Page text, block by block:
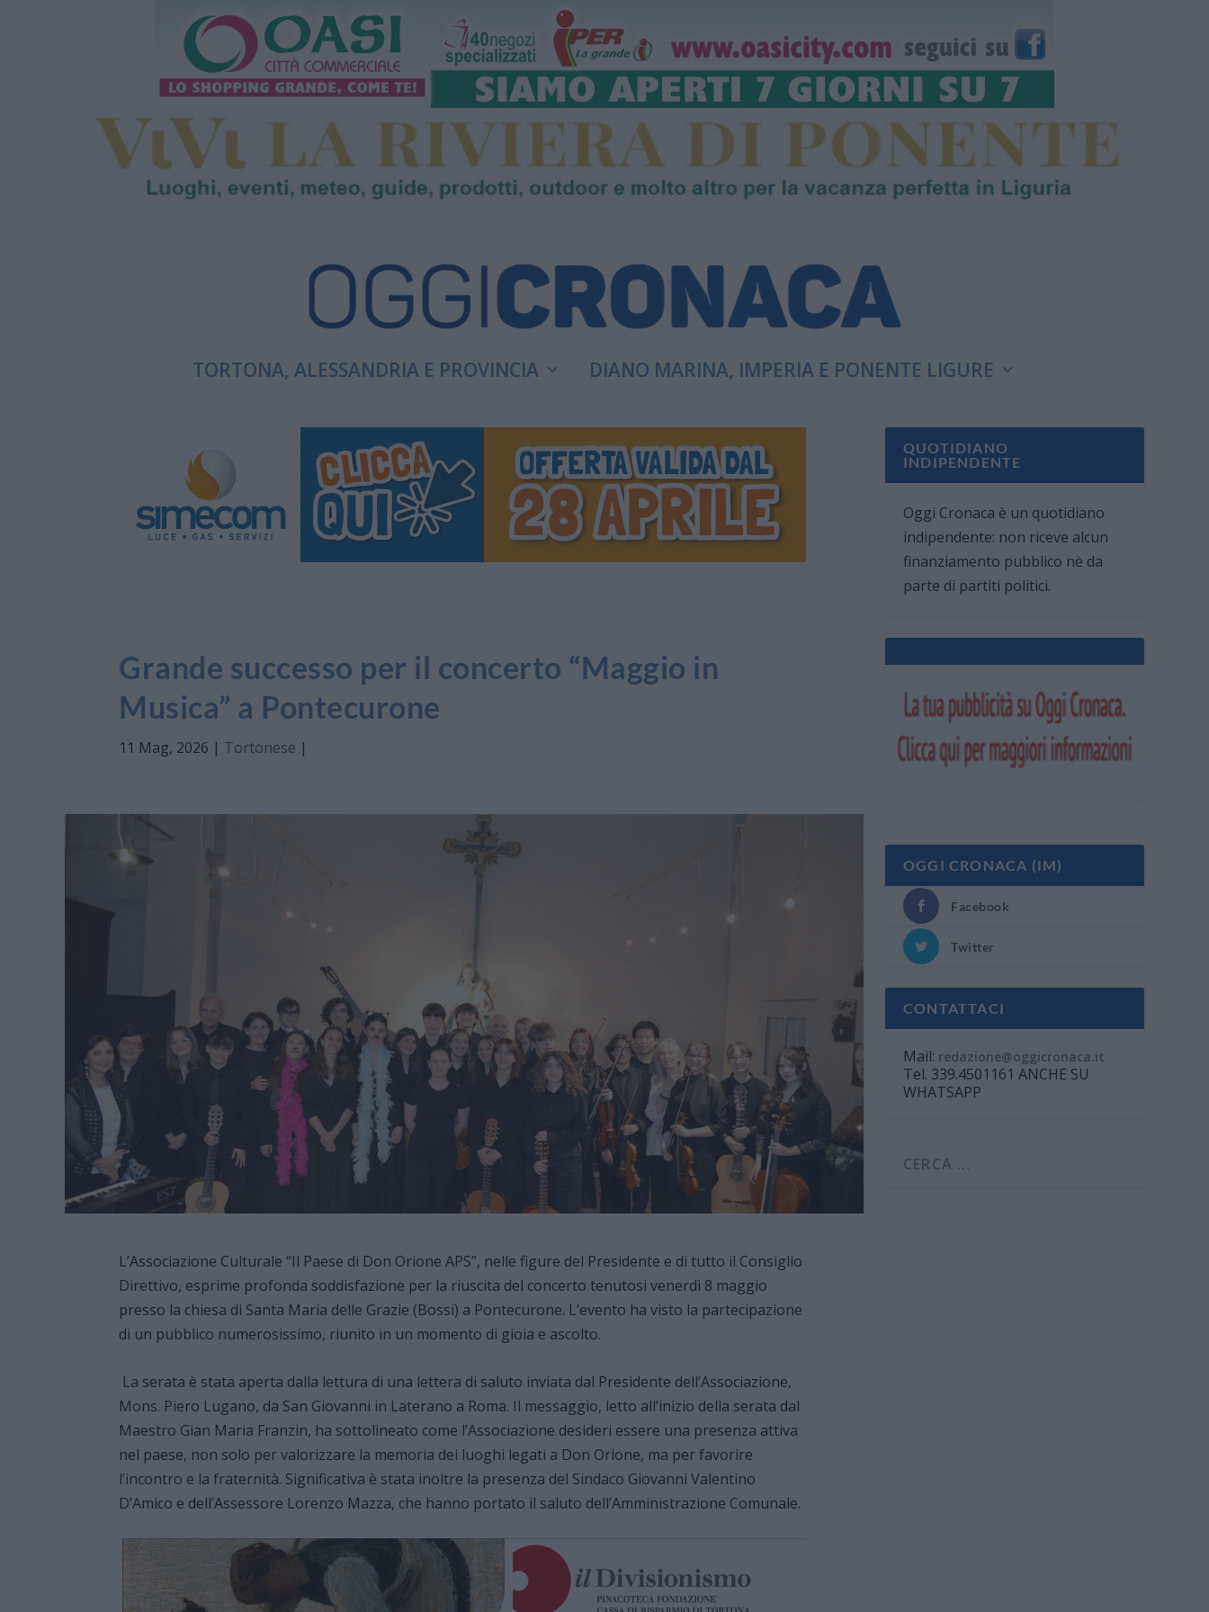
TORTONA, ALESSANDRIA E PROVINCIA DIANO MARINA, IMPERIA E PONENTE LIGURE
Grande successo per il concerto “Maggio in
Musica” a Pontecurone
11 Mag, 2026 | Tortonese |
L’Associazione Culturale “Il Paese di Don Orione APS”, nelle figure del Presidente e di tutto il Consiglio
Direttivo, esprime profonda soddisfazione per la riuscita del concerto tenutosi venerdì 8 maggio
presso la chiesa di Santa Maria delle Grazie (Bossi) a Pontecurone. L’evento ha visto la partecipazione
di un pubblico numerosissimo, riunito in un momento di gioia e ascolto.
La serata è stata aperta dalla lettura di una lettera di saluto inviata dal Presidente dell’Associazione,
Mons. Piero Lugano, da San Giovanni in Laterano a Roma. Il messaggio, letto all’inizio della serata dal
Maestro Gian Maria Franzin, ha sottolineato come l’Associazione desideri essere una presenza attiva
nel paese, non solo per valorizzare la memoria dei luoghi legati a Don Orione, ma per favorire
l’incontro e la fraternità. Significativa è stata inoltre la presenza del Sindaco Giovanni Valentino
D’Amico e dell’Assessore Lorenzo Mazza, che hanno portato il saluto dell’Amministrazione Comunale.
QUOTIDIANO
INDIPENDENTE
Oggi Cronaca è un quotidiano
indipendente: non riceve alcun
finanziamento pubblico nè da
parte di partiti politici.
OGGI CRONACA (IM)
Facebook
Twitter
CONTATTACI
Mail: redazione@oggicronaca.it
Tel. 339.4501161 ANCHE SU
WHATSAPP